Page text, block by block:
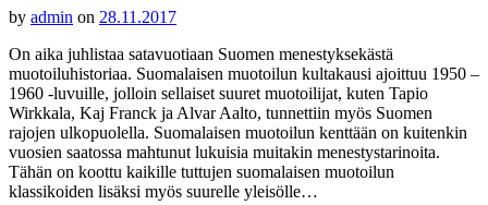
by admin on 28.11.2017
On aika juhlistaa satavuotiaan Suomen menestyksekästä
muotoiluhistoriaa. Suomalaisen muotoilun kultakausi ajoittuu 1950 –
1960 -luvuille, jolloin sellaiset suuret muotoilijat, kuten Tapio
Wirkkala, Kaj Franck ja Alvar Aalto, tunnettiin myös Suomen
rajojen ulkopuolella. Suomalaisen muotoilun kenttään on kuitenkin
vuosien saatossa mahtunut lukuisia muitakin menestystarinoita.
Tähän on koottu kaikille tuttujen suomalaisen muotoilun
klassikoiden lisäksi myös suurelle yleisölle…